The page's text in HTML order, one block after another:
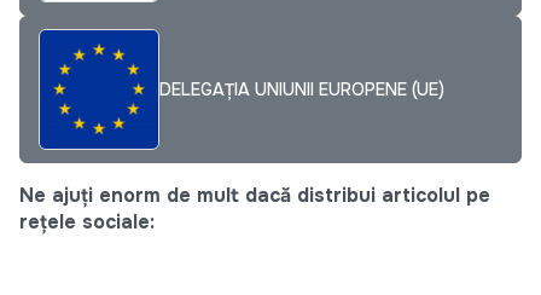
DELEGAȚIA UNIUNII EUROPENE (UE)
Ne ajuți enorm de mult dacă distribui articolul pe
rețele sociale: